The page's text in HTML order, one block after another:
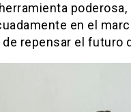
en el
de repensar el futuro